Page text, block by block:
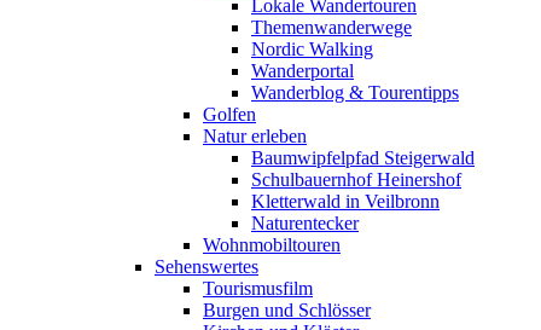
Lokale Wandertouren
Themenwanderwege
Nordic Walking
Wanderportal
Wanderblog & Tourentipps
Golfen
Natur erleben
Baumwipfelpfad Steigerwald
Schulbauernhof Heinershof
Kletterwald in Veilbronn
Naturentecker
Wohnmobiltouren
Sehenswertes
Tourismusfilm
Burgen und Schlösser